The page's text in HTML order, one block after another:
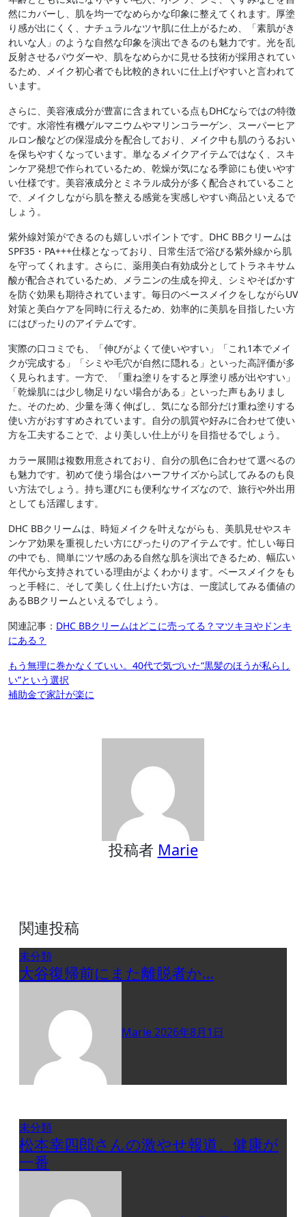
然にカバーし、肌を均一でなめらかな印象に整えてくれます。厚塗
り感が出にくく、ナチュラルなツヤ肌に仕上がるため、「素肌がき
れいな人」のような自然な印象を演出できるのも魅力です。光を乱
反射させるパウダーや、肌をなめらかに見せる技術が採用されてい
るため、メイク初心者でも比較的きれいに仕上げやすいと言われて
います。
さらに、美容液成分が豊富に含まれている点もDHCならではの特徴
です。水溶性有機ゲルマニウムやマリンコラーゲン、スーパーヒア
ルロン酸などの保湿成分を配合しており、メイク中も肌のうるおい
を保ちやすくなっています。単なるメイクアイテムではなく、スキ
ンケア発想で作られているため、乾燥が気になる季節にも使いやす
い仕様です。美容液成分とミネラル成分が多く配合されていること
で、メイクしながら肌を整える感覚を実感しやすい商品といえるで
しょう。
紫外線対策ができるのも嬉しいポイントです。DHC BBクリームは
SPF35・PA+++仕様となっており、日常生活で浴びる紫外線から肌
を守ってくれます。さらに、薬用美白有効成分としてトラネキサム
酸が配合されているため、メラニンの生成を抑え、シミやそばかす
を防ぐ効果も期待されています。毎日のベースメイクをしながらUV
対策と美白ケアを同時に行えるため、効率的に美肌を目指したい方
にはぴったりのアイテムです。
実際の口コミでも、「伸びがよくて使いやすい」「これ1本でメイ
クが完成する」「シミや毛穴が自然に隠れる」といった高評価が多
く見られます。一方で、「重ね塗りをすると厚塗り感が出やすい」
「乾燥肌には少し物足りない場合がある」といった声もありまし
た。そのため、少量を薄く伸ばし、気になる部分だけ重ね塗りする
使い方がおすすめされています。自分の肌質や好みに合わせて使い
方を工夫することで、より美しい仕上がりを目指せるでしょう。
カラー展開は複数用意されており、自分の肌色に合わせて選べるの
も魅力です。初めて使う場合はハーフサイズから試してみるのも良
い方法でしょう。持ち運びにも便利なサイズなので、旅行や外出用
としても活躍します。
DHC BBクリームは、時短メイクを叶えながらも、美肌見せやスキ
ンケア効果を重視したい方にぴったりのアイテムです。忙しい毎日
の中でも、簡単にツヤ感のある自然な肌を演出できるため、幅広い
年代から支持されている理由がよくわかります。ベースメイクをも
っと手軽に、そして美しく仕上げたい方は、一度試してみる価値の
あるBBクリームといえるでしょう。
関連記事： DHC BBクリームはどこに売ってる？マツキヨやドンキ
にある？
投
稿
もう無理に巻かなくていい。40代で気づいた“黒髪のほうが私らし
い”という選択
補助金で家計が楽に
投稿者 Marie
関連投稿
未分類
大谷復帰前にまた離脱者か…
Marie2026年8月1日
未分類
松本幸四郎さんの激やせ報道、健康が
一番